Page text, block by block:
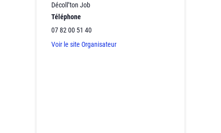
Décoll’ton Job
Téléphone
07 82 00 51 40
Voir le site Organisateur